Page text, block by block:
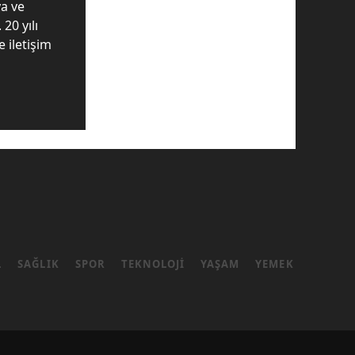
ve
yılı
iletişim
SAĞLIK SPOR TEKNOLOJI YAŞAM YEMEK